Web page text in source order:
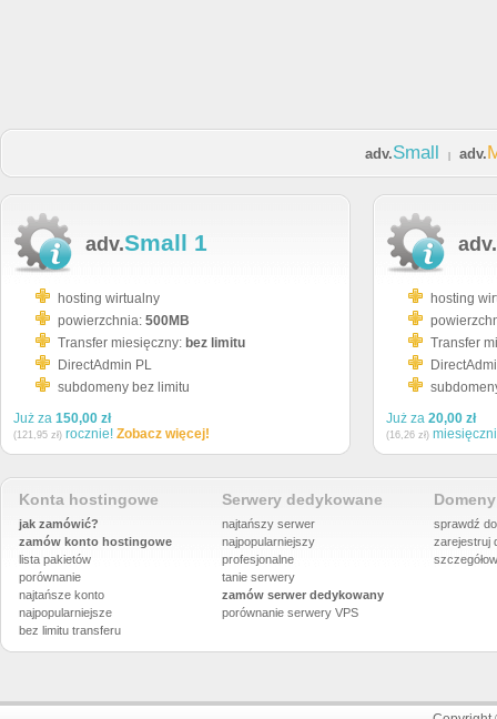
adv.Small adv.
adv.Small 1
hosting wirtualny
powierzchnia: 500MB
Transfer miesięczny: bez limitu
DirectAdmin PL
subdomeny bez limitu
Już za 150,00 zł
(121,95 zł) rocznie! Zobacz więcej!
adv.
hosting
Transfer
Już za 20,00 zł
(16,26 zł)
Konta hostingowe
jak zamówić?
zamów konto hostingowe
lista pakietów
porównanie
najtańsze konto
najpopularniejsze
bez limitu transferu
Serwery dedykowane
najtańszy serwer
najpopularniejszy
profesjonalne
tanie serwery
zamów serwer dedykowany
porównanie serwery VPS
sprawdź
zarejestruj